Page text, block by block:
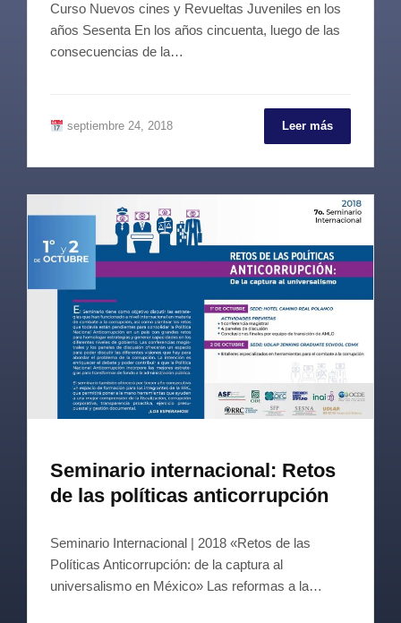
Curso Nuevos cines y Revueltas Juveniles en los
años Sesenta En los años cincuenta, luego de las
consecuencias de la…
septiembre 24, 2018 Leer más
Seminario internacional: Retos
de las políticas anticorrupción
Seminario Internacional | 2018 «Retos de las
Políticas Anticorrupción: de la captura al
universalismo en México» Las reformas a la…